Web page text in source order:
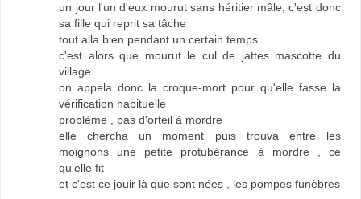
un jour l'un d'eux mourut sans héritier mâle, c'est donc
sa fille qui reprit sa tâche
tout alla bien pendant un certain temps
c'est alors que mourut le cul de jattes mascotte du
village
on appela donc la croque-mort pour qu'elle fasse la
vérification habituelle
problème , pas d'orteil à mordre
elle chercha un moment puis trouva entre les
moignons une petite protubérance à mordre , ce
qu'elle fit
et c'est ce jouir là que sont nées , les pompes funèbres